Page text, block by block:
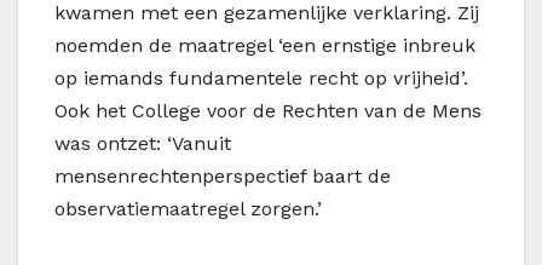
kwamen met een gezamenlijke verklaring. Zij
noemden de maatregel ‘een ernstige inbreuk
op iemands fundamentele recht op vrijheid’.
Ook het College voor de Rechten van de Mens
was ontzet: ‘Vanuit
mensenrechtenperspectief baart de
observatiemaatregel zorgen.’